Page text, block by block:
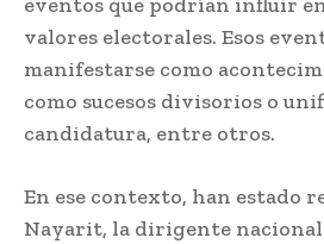
valores electorales. Esos
manifestarse como
como sucesos divisorios o
candidatura, entre otros.
En ese contexto, han estado
Nayarit, la dirigente nacional